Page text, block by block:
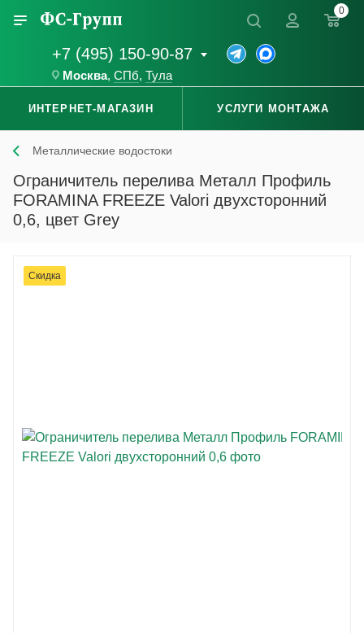
+7 (495) 150-90-87
Москва, СПб, Тула
0
ИНТЕРНЕТ-МАГАЗИН УСЛУГИ МОНТАЖА
Металлические водостоки
Ограничитель перелива Металл Профиль
FORAMINA FREEZE Valori двухсторонний
0,6, цвет Grey
Скидка